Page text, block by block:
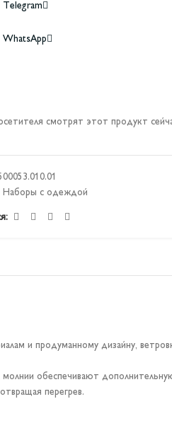
Telegram
WhatsApp
смотрят этот продукт
Наборы с одеждой
и продуманному дизайну,
обеспечивают
перегрев.